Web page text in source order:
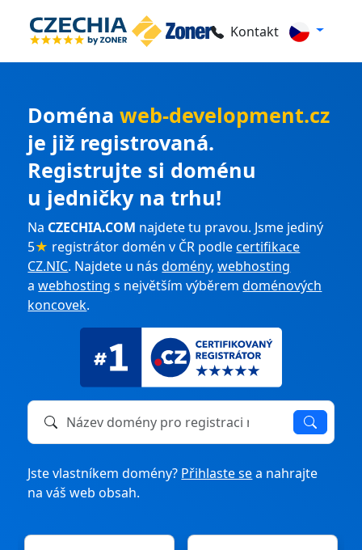
Kontakt
Doménaweb-development.cz
je již registrovaná.
Registrujte si doménu
u jedničky na trhu!
Na CZECHIA.COM najdete tu pravou. Jsme jediný
5★ registrátor domén v ČR podlecertifikace
CZ.NIC. Najdete u násdomény,webhosting
awebhosting s největším výběremdoménových
koncovek.
Název domény k registraci nebo převodu
Jste vlastníkem domény? Přihlaste sea nahrajte
na váš web obsah.